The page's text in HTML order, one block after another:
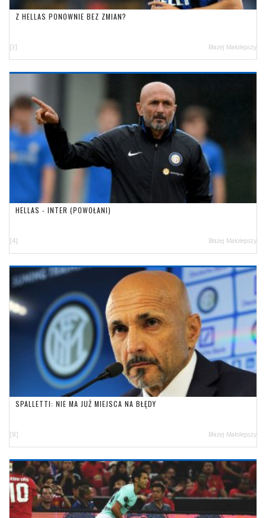
Z HELLAS PONOWNIE BEZ ZMIAN?
[3] Błażej Małolepszy
HELLAS - INTER (POWOŁANI)
[4] Błażej Małolepszy
SPALLETTI: NIE MA JUŻ MIEJSCA NA BŁĘDY
[8] Błażej Małolepszy